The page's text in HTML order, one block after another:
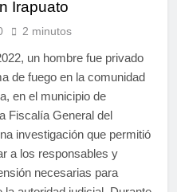
Irapuato
2 minutos
un hombre fue privado
de fuego en la comunidad
en el municipio de
Fiscalía General del
investigación que permitió
a los responsables y
necesarias para